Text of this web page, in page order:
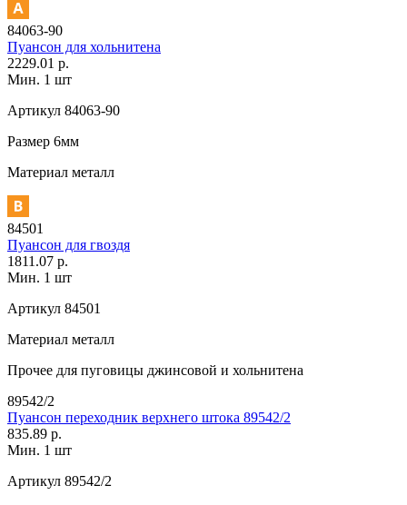
84063-90
Пуансон для хольнитена
2229.01 р.
Мин. 1 шт
Артикул 84063-90
Размер 6мм
Материал металл
84501
Пуансон для гвоздя
1811.07 р.
Мин. 1 шт
Артикул 84501
Материал металл
Прочее для пуговицы джинсовой и хольнитена
89542/2
Пуансон переходник верхнего штока 89542/2
835.89 р.
Мин. 1 шт
Артикул 89542/2